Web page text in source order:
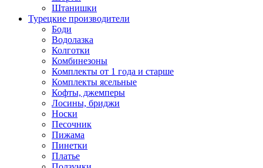
Штанишки
Турецкие производители
Боди
Водолазка
Колготки
Комбинезоны
Комплекты от 1 года и старше
Комплекты ясельные
Кофты, джемперы
Лосины, бриджи
Носки
Песочник
Пижама
Пинетки
Платье